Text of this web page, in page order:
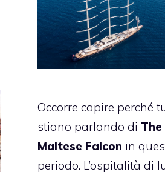
Occorre capire perché
stiano parlando di The
Maltese Falcon in
periodo. L’ospitalità di